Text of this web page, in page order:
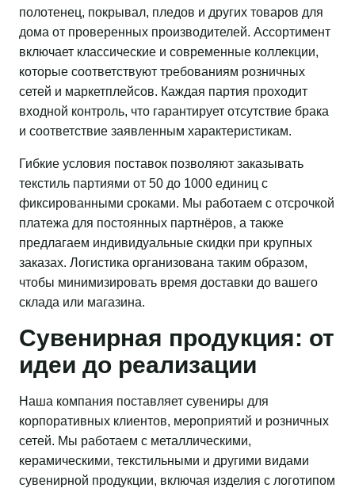
полотенец, покрывал, пледов и других товаров для
дома от проверенных производителей. Ассортимент
включает классические и современные коллекции,
которые соответствуют требованиям розничных
сетей и маркетплейсов. Каждая партия проходит
входной контроль, что гарантирует отсутствие брака
и соответствие заявленным характеристикам.
Гибкие условия поставок позволяют заказывать
текстиль партиями от 50 до 1000 единиц с
фиксированными сроками. Мы работаем с отсрочкой
платежа для постоянных партнёров, а также
предлагаем индивидуальные скидки при крупных
заказах. Логистика организована таким образом,
чтобы минимизировать время доставки до вашего
склада или магазина.
Сувенирная продукция: от
идеи до реализации
Наша компания поставляет сувениры для
корпоративных клиентов, мероприятий и розничных
сетей. Мы работаем с металлическими,
керамическими, текстильными и другими видами
сувенирной продукции, включая изделия с логотипом